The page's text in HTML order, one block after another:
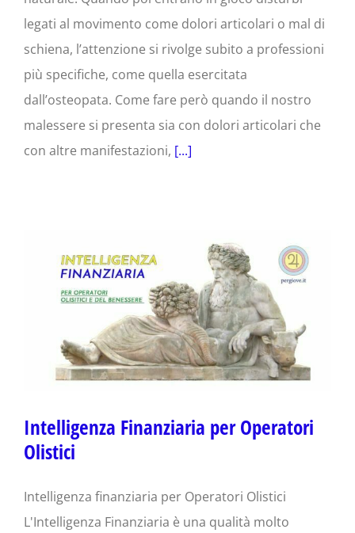
legati al movimento come dolori articolari o mal di
schiena, l’attenzione si rivolge subito a professioni
più specifiche, come quella esercitata
dall’osteopata. Come fare però quando il nostro
malessere si presenta sia con dolori articolari che
con altre manifestazioni, [...]
Intelligenza Finanziaria per Operatori
Olistici
Intelligenza finanziaria per Operatori Olistici
L'Intelligenza Finanziaria è una qualità molto